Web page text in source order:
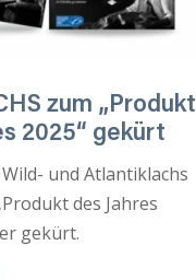
zum „Produkt
2025“ gekürt
Wild- und Atlantiklachs
des Jahres
gekürt.